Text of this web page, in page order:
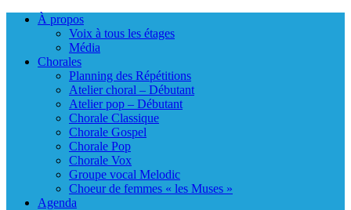
À propos
Voix à tous les étages
Média
Chorales
Planning des Répétitions
Atelier choral – Débutant
Atelier pop – Débutant
Chorale Classique
Chorale Gospel
Chorale Pop
Chorale Vox
Groupe vocal Melodic
Choeur de femmes « les Muses »
Agenda